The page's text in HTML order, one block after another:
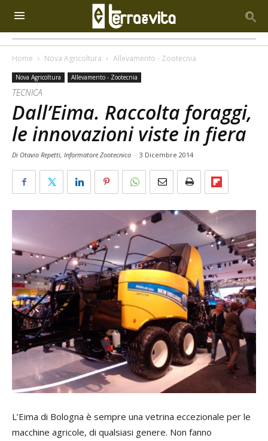
Home Nova Agricoltura Allevamento - Zootecnia
Nova Agricoltura Allevamento - Zootecnia
TECNICA
Dall’Eima. Raccolta foraggi,
le innovazioni viste in fiera
Di Otavio Repetti, Informatore Zootecnico - 3 Dicembre 2014
L’Eima di Bologna è sempre una vetrina eccezionale per le
macchine agricole, di qualsiasi genere. Non fanno